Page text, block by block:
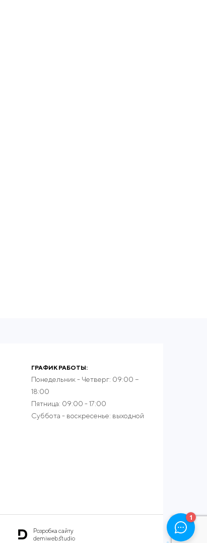
ГРАФИК РАБОТЫ:
Понедельник - Четверг: 09:00 −
18:00
Пятница: 09:00 - 17:00
Суббота - воскресенье: выходной
Розробка сайту
demiweb.studio